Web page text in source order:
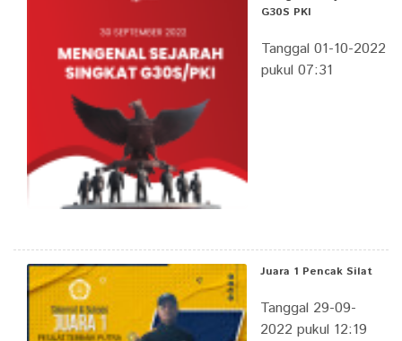
G30S PKI
Tanggal 01-10-2022
pukul 07:31
Juara 1 Pencak Silat
Tanggal 29-09-
2022 pukul 12:19